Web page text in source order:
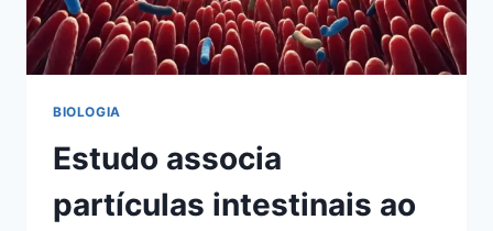
BIOLOGIA
Estudo associa
partículas intestinais ao